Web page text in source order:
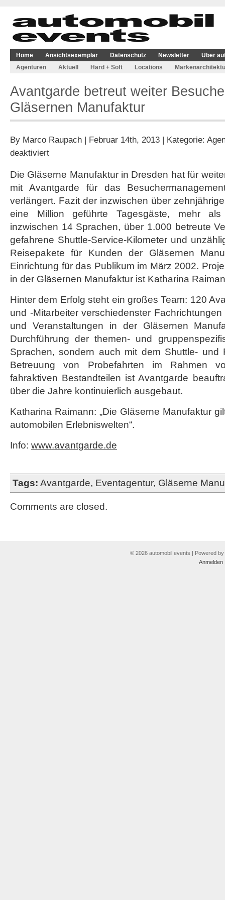
Home Ansichtsexemplar Datenschutz Newsletter
Über
Agenturen
Aktuell Hard + Soft Locations
Avantgarde betreut weiter
Gläsernen Manufaktur
By Marco Raupach | Februar 14th, 2013 | Kategorie:
deaktiviertfür
weiter
Besucher
der
Gläsernen
Manufaktur
Die Gläserne Manufaktur in Dresden hat für
mit Avantgarde für das
verlängert. Fazit der inzwischen über
eine Million geführte Tagesgäste, mehr
inzwischen 14 Sprachen, über 1.000 betreute
gefahrene Shuttle-Service-Kilometer und
Reisepakete für Kunden der Gläsernen
Einrichtung für das Publikum im März 2002.
in der Gläsernen Manufaktur ist Katharina
Hinter dem Erfolg steht ein großes Team: 120
und -Mitarbeiter verschiedenster
und Veranstaltungen in der Gläsernen
Durchführung der themen- und
Sprachen, sondern auch mit dem Shuttle- und
Betreuung von Probefahrten im Rahmen
fahraktiven Bestandteilen ist Avantgarde
über die Jahre kontinuierlich ausgebaut.
Katharina Raimann: „Die Gläserne Manufaktur
automobilen Erlebniswelten“.
Info: www.avantgarde.de
Tags: Avantgarde, Eventagentur, Gläserne
Comments are closed.
© 2026 automobil events | Powered by
Anmelden|